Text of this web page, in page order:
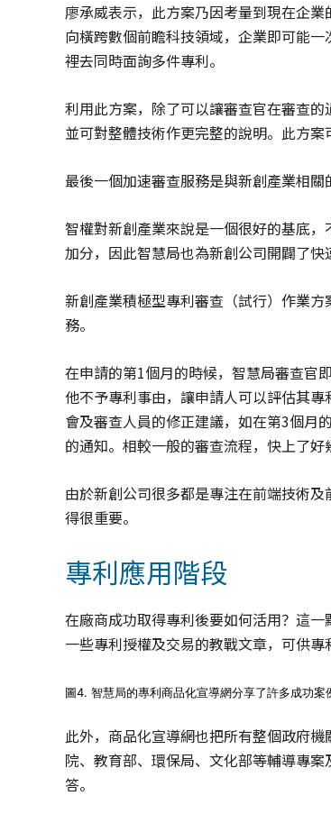
廖承威表示，此方案乃因考量到現在企
向橫跨數個前瞻科技領域，企業即可能
裡去同時面詢多件專利。
利用此方案，除了可以讓審查官在審查
並可對整體技術作更完整的說明。此方
最後一個加速審查服務是與新創產業相關
智權對新創產業來說是一個很好的基底
加分，因此智慧局也為新創公司開闢了快
新創產業積極型專利審查（試行）作業方
務。
在申請的第1個月的時候，智慧局審查官
他不予專利事由，讓申請人可以評估其
會及審查人員的修正建議，如在第3個月
的通知。相較一般的審查流程，快上了好
由於新創公司很多都是專注在前端技術
得很重要。
專利應用階段
在廠商成功取得專利後要如何活用？這
一些專利授權及交易的教戰文章，可供專
圖4. 智慧局的專利商品化宣導網分享了許多成功
此外，商品化宣導網也把所有整個政府
院、教育部、環保局、文化部等輔導專
答。